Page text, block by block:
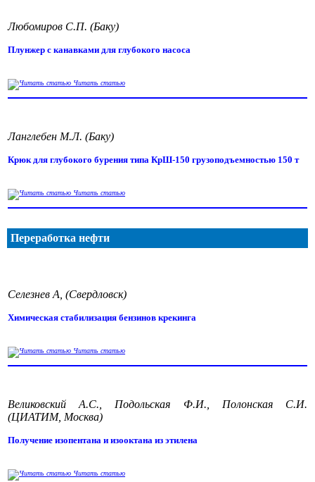
Любомиров С.П. (Баку)
Плунжер с канавками для глубокого насоса
Читать статью
Ланглебен М.Л. (Баку)
Крюк для глубокого бурения типа КрШ-150 грузоподъемностью 150 т
Читать статью
Переработка нефти
Селезнев А, (Свердловск)
Химическая стабилизация бензинов крекинга
Читать статью
Великовский А.С., Подольская Ф.И., Полонская С.И.
(ЦИАТИМ, Москва)
Получение изопентана и изооктана из этилена
Читать статью